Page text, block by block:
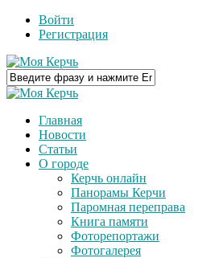
Войти
Регистрация
Главная
Новости
Статьи
О городе
Керчь онлайн
Панорамы Керчи
Паромная переправа
Книга памяти
Фоторепортажи
Фотогалерея